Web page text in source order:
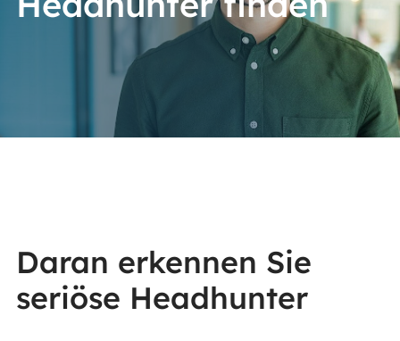
Daran erkennen Sie
seriöse Headhunter